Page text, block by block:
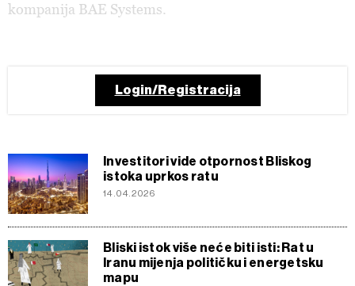
kompanija BAE Systems.
Login/Registracija
Investitori vide otpornost Bliskog
istoka uprkos ratu
14.04.2026
Bliski istok više neće biti isti: Rat u
Iranu mijenja političku i energetsku
mapu